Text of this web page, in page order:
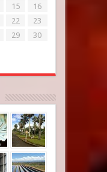
15
16
22
23
29
30